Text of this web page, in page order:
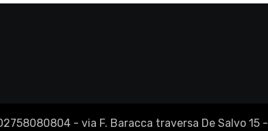
- via F. Baracca traversa De Salvo 15